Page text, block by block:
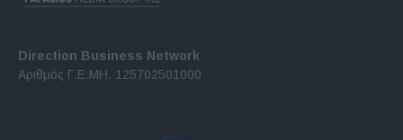
Direction Business Network
Αριθμός Γ.Ε.ΜΗ. 125702501000